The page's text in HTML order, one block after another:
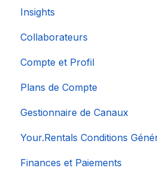
Insights
Collaborateurs
Compte et Profil
Plans de Compte
Gestionnaire de Canaux
Your.Rentals Conditions
Finances et Paiements